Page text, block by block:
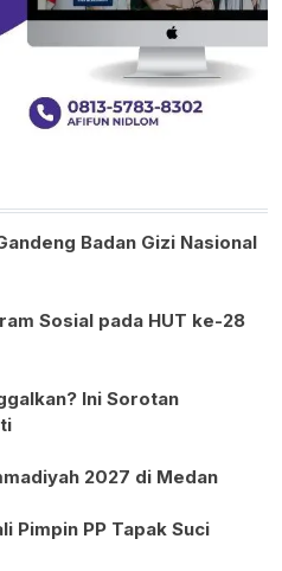
Badan Gizi Nasional
Sosial pada HUT ke-28
Ini Sorotan
2027 di Medan
Pimpin PP Tapak Suci